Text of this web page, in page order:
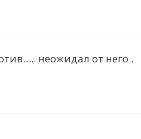
неожидал от него .